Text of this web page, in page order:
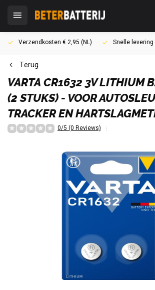
Verzendkosten € 2,95 (NL) Snelle levering
Terug
VARTA CR1632 3V LITHIUM
(2 STUKS) - VOOR
TRACKER EN
0/5 (0 Reviews)